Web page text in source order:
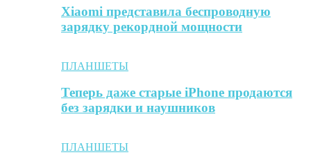
Xiaomi представила беспроводную
зарядку рекордной мощности
ПЛАНШЕТЫ
Теперь даже старые iPhone продаются
без зарядки и наушников
ПЛАНШЕТЫ